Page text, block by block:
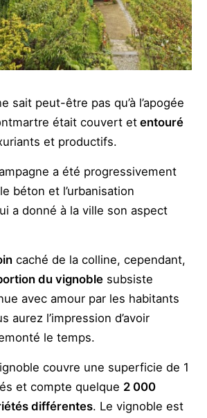
sait peut-être pas qu’à l’apogée
était couvert et entouré
et productifs.
a été progressivement
béton et l’urbanisation
a donné à la ville son aspect
caché de la colline, cependant,
du vignoble subsiste
avec amour par les habitants
aurez l’impression d’avoir
le temps.
couvre une superficie de 1
et compte quelque 2 000
différentes. Le vignoble est